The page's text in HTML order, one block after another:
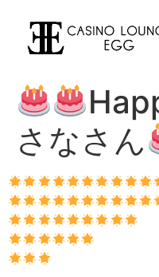
さなさん